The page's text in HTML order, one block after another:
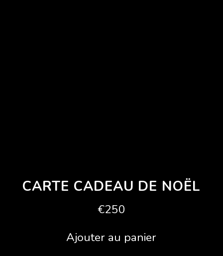
CARTE CADEAU DE NOËL
€250
Ajouter au panier